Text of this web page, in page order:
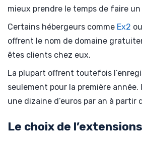
mieux prendre le temps de faire
Certains hébergeurs comme Ex2 ou
offrent le nom de domaine
êtes clients chez eux.
La plupart offrent toutefois
seulement pour la première
une dizaine d’euros par an à partir
Le choix de